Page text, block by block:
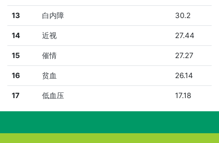
13 白内障 30.2
14 近视 27.44
15 催情 27.27
16 贫血 26.14
17 低血压 17.18